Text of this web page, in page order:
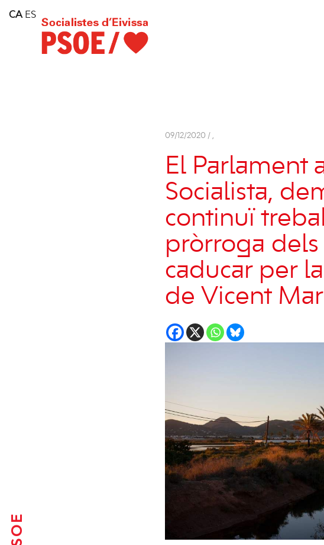
Consell Insular d'Eivissa
Services
09/12/2020 / ,
El Parlament
Socialista,
continuï
pròrroga
caducar per
de Vicent
CA ES